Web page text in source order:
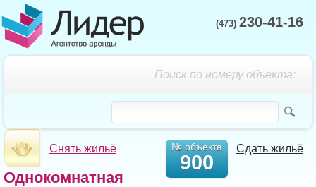
(473) 230-41-16
Поиск по номеру объекта:
Снять жильё Сдать жильё
№ объекта
900
Однокомнатная